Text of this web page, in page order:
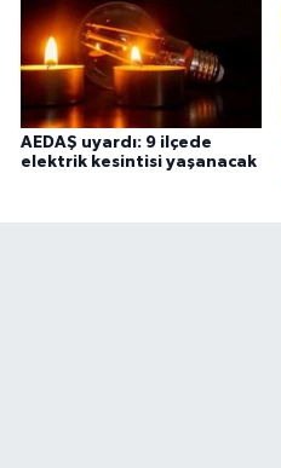
AEDAŞ uyardı: 9 ilçede
elektrik kesintisi yaşanacak